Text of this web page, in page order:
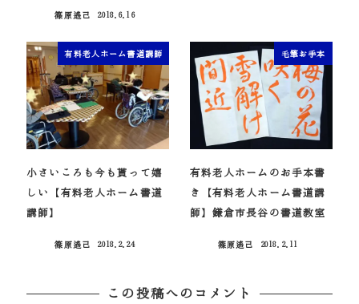
篠原遙己
2018.6.16
有料老人ホーム書道講師
小さいころも今も貰って嬉
しい【有料老人ホーム書道
講師】
篠原遙己
2018.2.24
毛筆お手本
有料老人ホームのお手本書
き【有料老人ホーム書道講
師】鎌倉市長谷の書道教室
篠原遙己
2018.2.11
この投稿へのコメント